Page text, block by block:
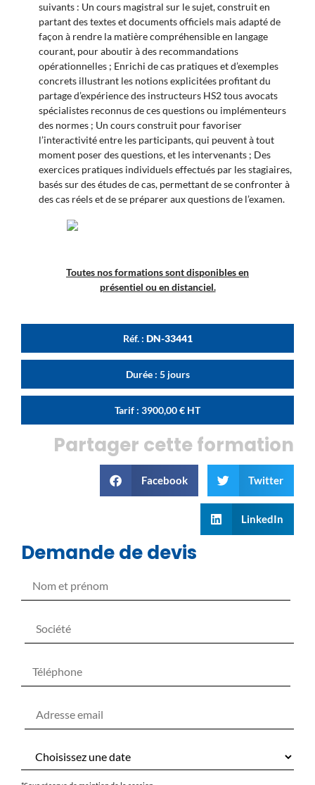
suivants : Un cours magistral sur le sujet, construit en
partant des textes et documents officiels mais adapté de
façon à rendre la matière compréhensible en langage
courant, pour aboutir à des recommandations
opérationnelles ; Enrichi de cas pratiques et d’exemples
concrets illustrant les notions explicitées profitant du
partage d’expérience des instructeurs HS2 tous avocats
spécialistes reconnus de ces questions ou implémenteurs
des normes ; Un cours construit pour favoriser
l’interactivité entre les participants, qui peuvent à tout
moment poser des questions, et les intervenants ; Des
exercices pratiques individuels effectués par les stagiaires,
basés sur des études de cas, permettant de se confronter à
des cas réels et de se préparer aux questions de l’examen.
Toutes nos formations sont disponibles en
présentiel ou en distanciel.
Réf. : DN-33441
Durée : 5 jours
Tarif : 3900,00€ HT
Partager cette formation
Facebook Twitter
LinkedIn
Demande de devis